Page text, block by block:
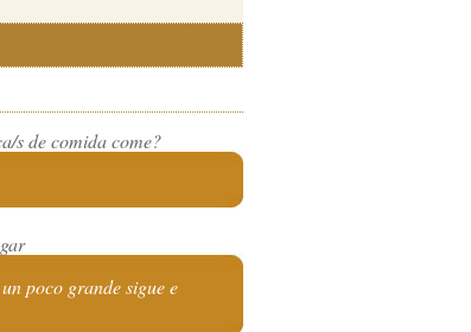
s de comida come?
poco grande sigue e